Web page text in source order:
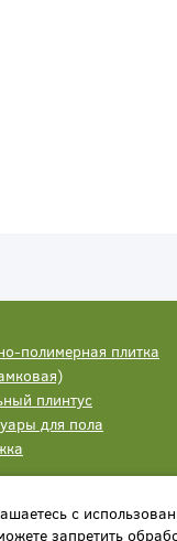
полимерная плитка
плинтус
для пола
с
запретить